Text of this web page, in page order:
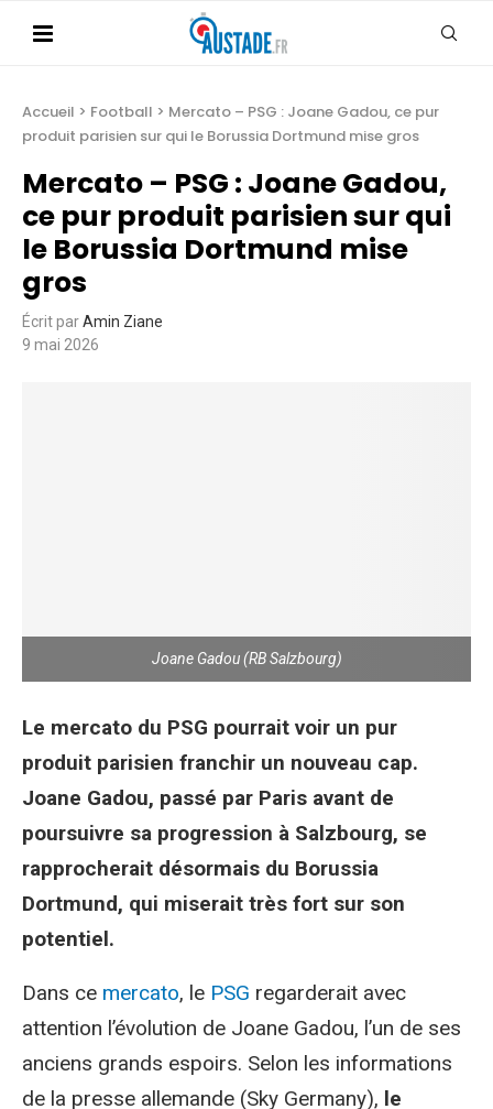
Accueil > Football > Mercato – PSG : Joane Gadou, ce pur
produit parisien sur qui le Borussia Dortmund mise gros
Mercato – PSG : Joane Gadou,
ce pur produit parisien sur qui
le Borussia Dortmund mise
gros
Écrit parAmin Ziane
9 mai 2026
Joane Gadou (RB Salzbourg)
Le mercato du PSG pourrait voir un pur
produit parisien franchir un nouveau cap.
Joane Gadou, passé par Paris avant de
poursuivre sa progression à Salzbourg, se
rapprocherait désormais du Borussia
Dortmund, qui miserait très fort sur son
potentiel.
Dans ce mercato, le PSG regarderait avec
attention l’évolution de Joane Gadou, l’un de ses
anciens grands espoirs. Selon les informations
de la presse allemande (Sky Germany), le